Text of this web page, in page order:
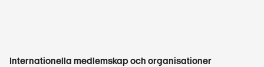
Internationella medlemskap och organisationer